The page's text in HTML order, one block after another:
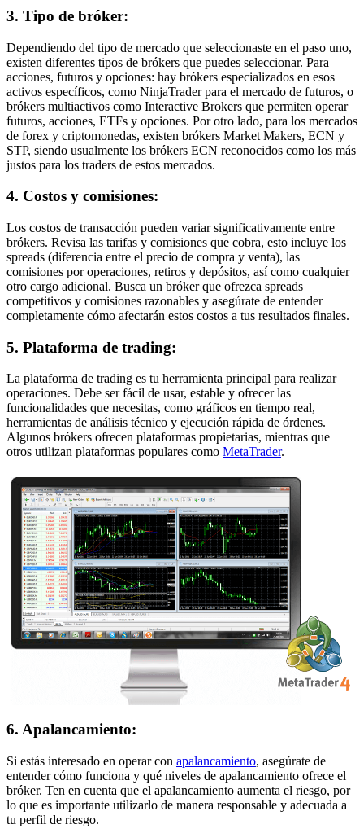
3. Tipo de bróker:
Dependiendo del tipo de mercado que seleccionaste en el paso uno,
existen diferentes tipos de brókers que puedes seleccionar. Para
acciones, futuros y opciones: hay brókers especializados en esos
activos específicos, como NinjaTrader para el mercado de futuros, o
brókers multiactivos como Interactive Brokers que permiten operar
futuros, acciones, ETFs y opciones. Por otro lado, para los mercados
de forex y criptomonedas, existen brókers Market Makers, ECN y
STP, siendo usualmente los brókers ECN reconocidos como los más
justos para los traders de estos mercados.
4. Costos y comisiones:
Los costos de transacción pueden variar significativamente entre
brókers. Revisa las tarifas y comisiones que cobra, esto incluye los
spreads (diferencia entre el precio de compra y venta), las
comisiones por operaciones, retiros y depósitos, así como cualquier
otro cargo adicional. Busca un bróker que ofrezca spreads
competitivos y comisiones razonables y asegúrate de entender
completamente cómo afectarán estos costos a tus resultados finales.
5. Plataforma de trading:
La plataforma de trading es tu herramienta principal para realizar
operaciones. Debe ser fácil de usar, estable y ofrecer las
funcionalidades que necesitas, como gráficos en tiempo real,
herramientas de análisis técnico y ejecución rápida de órdenes.
Algunos brókers ofrecen plataformas propietarias, mientras que
otros utilizan plataformas populares como MetaTrader.
6. Apalancamiento:
Si estás interesado en operar con apalancamiento, asegúrate de
entender cómo funciona y qué niveles de apalancamiento ofrece el
bróker. Ten en cuenta que el apalancamiento aumenta el riesgo, por
lo que es importante utilizarlo de manera responsable y adecuada a
tu perfil de riesgo.